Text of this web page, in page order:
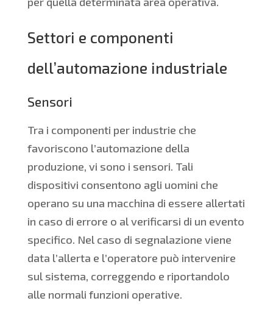
Settori e componenti
dell’automazione industriale
Sensori
Tra i componenti per industrie che
favoriscono l’automazione della
produzione, vi sono i sensori. Tali
dispositivi consentono agli uomini che
operano su una macchina di essere allertati
in caso di errore o al verificarsi di un evento
specifico. Nel caso di segnalazione viene
data l’allerta e l’operatore può intervenire
sul sistema, correggendo e riportandolo
alle normali funzioni operative.